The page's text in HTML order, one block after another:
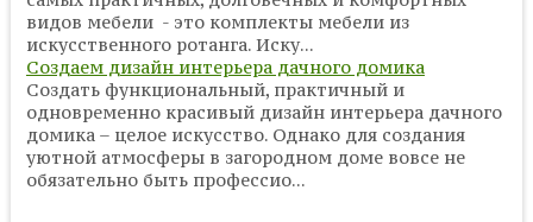
видов мебели - это комплекты мебели из
искусственного ротанга. Иску...
Создаем дизайн интерьера дачного домика
Создать функциональный, практичный и
одновременно красивый дизайн интерьера дачного
домика – целое искусство. Однако для создания
уютной атмосферы в загородном доме вовсе не
обязательно быть профессио...